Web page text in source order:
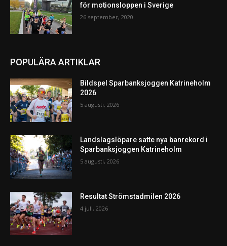
för motionsloppen i Sverige
26 september, 2020
POPULÄRA ARTIKLAR
Bildspel Sparbanksjoggen Katrineholm
2026
5 augusti, 2026
Landslagslöpare satte nya banrekord i
Sparbanksjoggen Katrineholm
5 augusti, 2026
Resultat Strömstadmilen 2026
4 juli, 2026